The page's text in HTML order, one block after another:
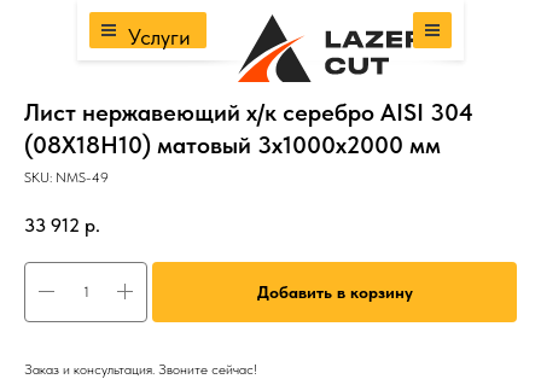
Услуги
Лист нержавеющий х/к серебро AISI 304
(08Х18Н10) матовый 3х1000х2000 мм
SKU: NMS-49
33 912 р.
Добавить в корзину
Заказ и консультация. Звоните сейчас!